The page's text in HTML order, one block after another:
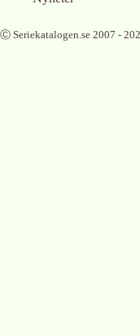
Ⓒ Seriekatalogen.se 2007 -